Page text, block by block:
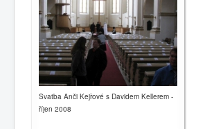
Svatba Anči Kejřové s Davidem Kellerem -
říjen 2008